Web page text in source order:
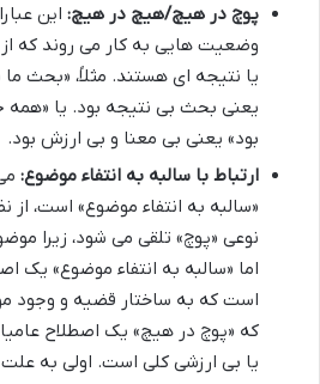
پوچ در هیچ/هیچ در هیچ: این
وضعیت هایی به کار می روند که
یا نتیجه ای هستند. مثلاً، «بحث
یعنی بحث بی نتیجه بود. یا
بود» یعنی بی معنا و بی ارزش بود.
ارتباط با سالبه به انتفاء موضوع:
«سالبه به انتفاء موضوع» است، از
نوعی «پوچ» تلقی می شود، زیرا
اما «سالبه به انتفاء موضوع» یک
است که به ساختار قضیه و وجود
که «پوچ در هیچ» یک اصطلاح
یا بی ارزشی کلی است. اولی به